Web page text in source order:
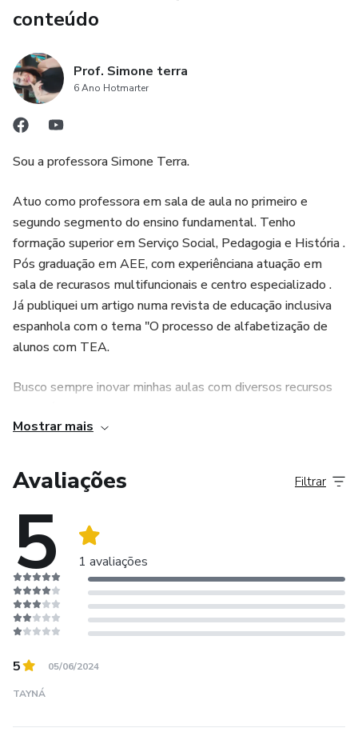
conteúdo
Prof. Simone terra
6 Ano Hotmarter
Sou a professora Simone Terra.
Atuo como professora em sala de aula no primeiro e
segundo segmento do ensino fundamental. Tenho
formação superior em Serviço Social, Pedagogia e História .
Pós graduação em AEE, com experiênciana atuação em
sala de recurasos multifuncionais e centro especializado .
Já publiquei um artigo numa revista de educação inclusiva
espanhola com o tema "O processo de alfabetização de
alunos com TEA.
Busco sempre inovar minhas aulas com diversos recursos
venho tentando compartilhar um pouco do meu trabalho
Mostrar mais
Avaliações
5 1 avaliações
Filtrar
5 05/06/2024
TAYNÁ